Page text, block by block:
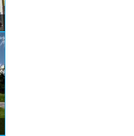
Ružomberku